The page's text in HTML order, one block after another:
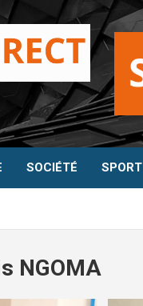
SOCIÉTÉ SPORT
NGOMA